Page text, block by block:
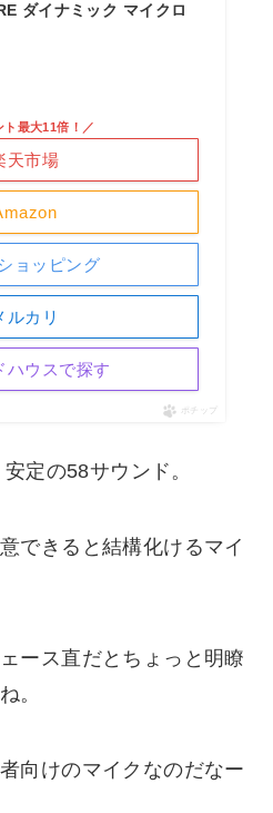
ダイナミック マイクロ
ト最大11倍！／
天市場
ョッピング
ルカリ
ハウスで探す
ポチップ
定の58サウンド。
できると結構化けるマイ
ース直だとちょっと明瞭
。
向けのマイクなのだなー